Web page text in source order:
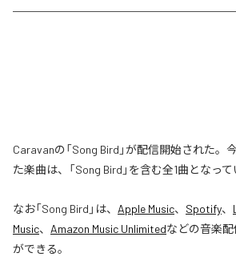
Caravanの「Song Bird」が配信開始された。
た楽曲は、「Song Bird」を含む全1曲となって
なお「Song Bird 」は、 Apple Music、 Spotify、
Music、 Amazon Music Unlimitedなどの音楽
ができる。